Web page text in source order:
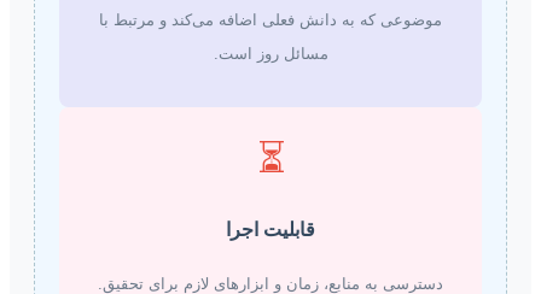
موضوعی که به دانش فعلی اضافه می‌کند و مرتبط با
مسائل روز است.
⏳
قابلیت اجرا
دسترسی به منابع، زمان و ابزارهای لازم برای تحقیق.